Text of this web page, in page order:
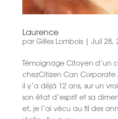
Laurence
par Gilles Lombois| Juil 28,
Témoignage Citoyen d’un
chezCitizen Can Corporate
il y’a déjà 12 ans, sur un
son état d’esprit et sa
et, je l’ai vécu au fil des